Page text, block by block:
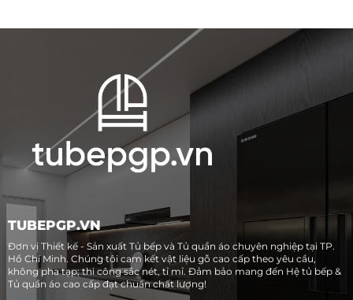
TUBEPGP.VN
Đơn vị Thiết kế - Sản xuất Tủ bếp và Tủ quần áo chuyên nghiệp tại TP.
Hồ Chí Minh. Chúng tôi cam kết vật liệu gỗ cao cấp theo yêu cầu,
không pha tạp; thi công sắc nét, tỉ mỉ. Đảm bảo mang đến Hệ tủ bếp &
Tủ quần áo cao cấp đạt chuẩn chất lượng!